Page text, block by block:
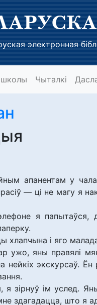
электронная
Чыталкі
апанентам у
— ці не магу я
я
хлапчына і яго
ужо, яны правялі
нейкіх экскурсаў.
я зірнуў ім услед.
здагадацца, што я